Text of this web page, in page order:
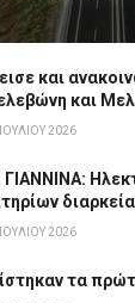
και
και
2026
ΓΙΑΝΝΙΝΑ:
2026
τα